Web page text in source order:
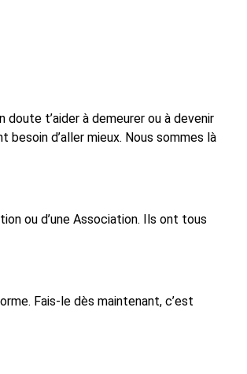
t’aider à demeurer ou à devenir
besoin d’aller mieux. Nous sommes là
ou d’une Association. Ils ont tous
Fais-le dès maintenant, c’est